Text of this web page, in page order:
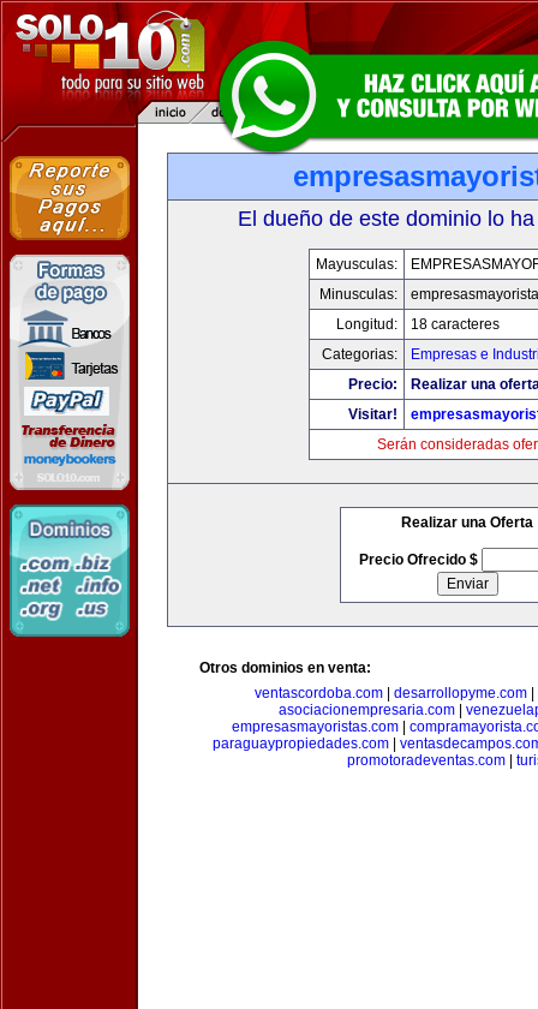
El dueño de este dominio lo
Mayusculas:
Minusculas:
Longitud:
18 caracteres
Categorias:
Empresas e
Precio:
Realizar una
Visitar!
Serán consideradas
Realizar una Oferta
Precio Ofrecido $
Otros dominios en venta:
ventascordoba.com| desarrollopyme.com|
asociacionempresaria.com
empresasmayoristas.com|
paraguaypropiedades.com
promotoradeventas.com